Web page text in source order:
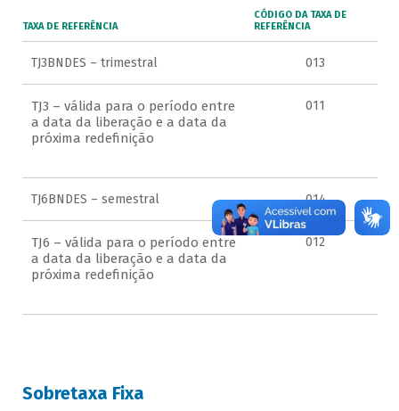
TAXA DE REFERÊNCIA
CÓDIGO DA TAXA DE
REFERÊNCIA
TJ3BNDES – trimestral 013
TJ3 – válida para o período entre
a data da liberação e a data da
próxima redefinição
011
TJ6BNDES – semestral 014
TJ6 – válida para o período entre
a data da liberação e a data da
próxima redefinição
012
Sobretaxa Fixa